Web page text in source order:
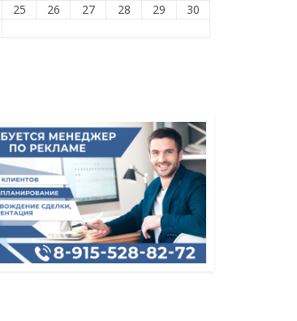
25 26 27 28 29
30